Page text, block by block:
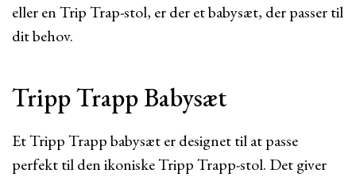
eller en Trip Trap-stol, er der et babysæt, der passer til
dit behov.
Tripp Trapp Babysæt
Et Tripp Trapp babysæt er designet til at passe
perfekt til den ikoniske Tripp Trapp-stol. Det giver